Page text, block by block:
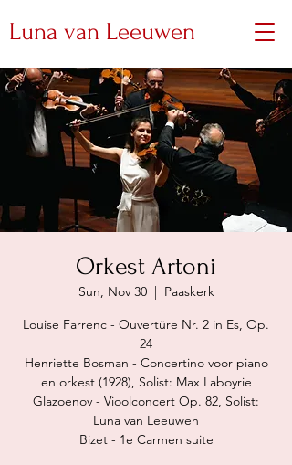
Luna van Leeuwen
Orkest Artoni
Sun, Nov 30
  |
Paaskerk
Louise Farrenc - Ouvertüre Nr. 2 in Es, Op.
24
Henriette Bosman - Concertino voor piano
en orkest (1928), Solist: Max Laboyrie
Glazoenov - Vioolconcert Op. 82, Solist:
Luna van Leeuwen
Bizet - 1e Carmen suite